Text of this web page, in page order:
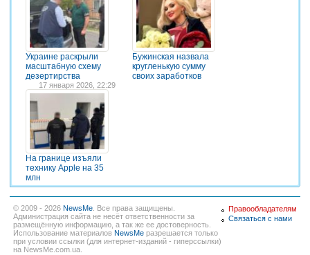
Украине раскрыли
масштабную схему
дезертирства
Бужинская назвала
кругленькую сумму
своих заработков
17 января 2026, 22:29
На границе изъяли
технику Apple на 35
млн
© 2009 - 2026 NewsMe . Все права защищены.
Администрация сайта не несёт ответственности за
размещённую информацию, а так же ее достоверность.
Использование материалов NewsMe разрешается только
при условии ссылки (для интернет-изданий - гиперссылки)
на NewsMe.com.ua.
Правообладателям
Связаться с нами